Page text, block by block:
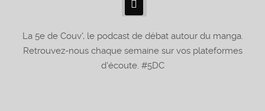
La 5e de Couv', le podcast de débat autour du manga.
Retrouvez-nous chaque semaine sur vos plateformes
d'écoute. #5DC